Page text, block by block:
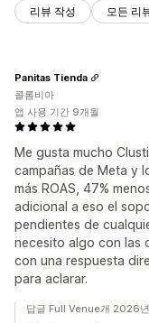
리뷰 작성 모든 리
Me gusta mucho
campañas de Meta y
más ROAS, 47%
adicional a eso el
pendientes de
necesito algo con las
con una respuesta
para aclarar.
Panitas Tienda
콜롬비아
앱 사용 기간 9개월
답글 Full Venue개 2026